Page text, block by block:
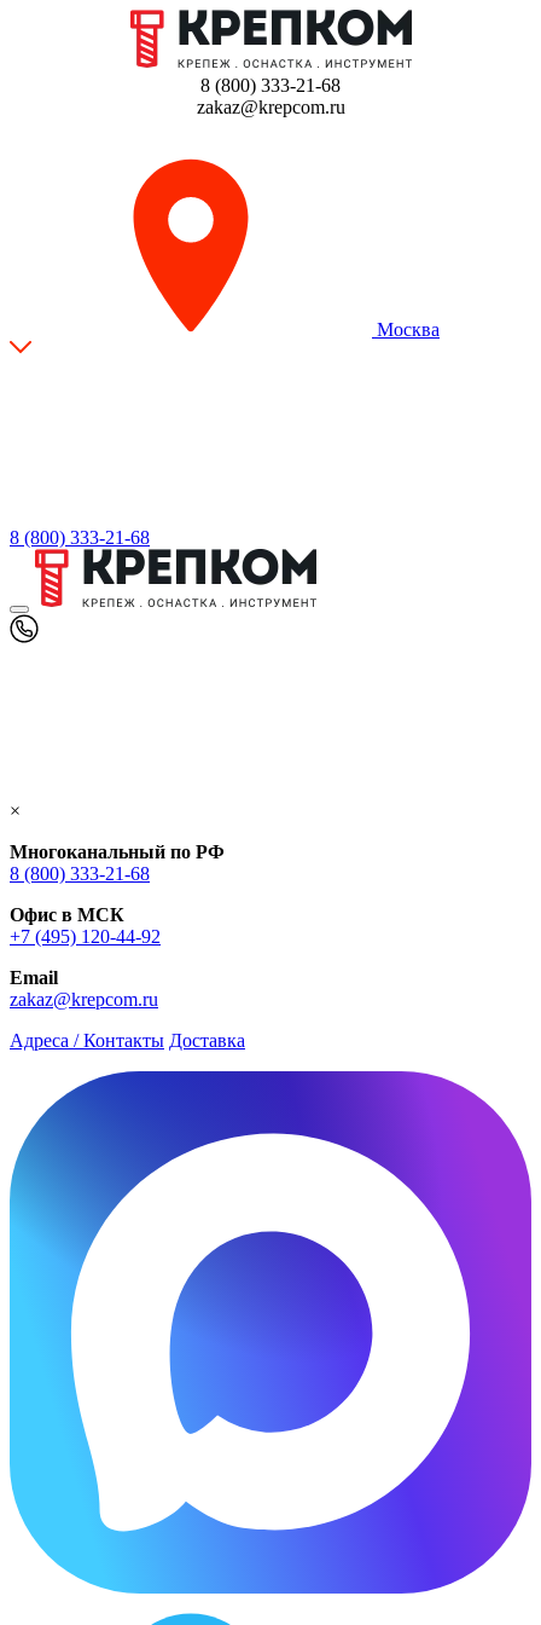
8 (800) 333-21-68
zakaz@krepcom.ru
Москва
8 (800) 333-21-68
×
Многоканальный по РФ
8 (800) 333‑21-68
Офис в МСК
+7 (495) 120-44-92
Email
zakaz@krepcom.ru
Адреса / Контакты Доставка